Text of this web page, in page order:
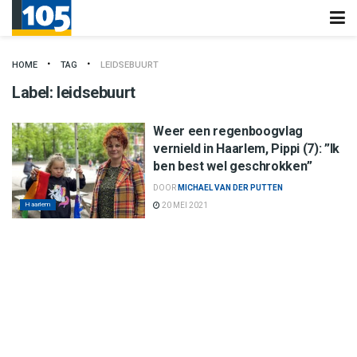
HOME TAG LEIDSEBUURT
Label: leidsebuurt
Haarlem
Weer een regenboogvlag
vernield in Haarlem, Pippi (7): ”Ik
ben best wel geschrokken”
DOOR MICHAEL VAN DER PUTTEN
20 MEI 2021